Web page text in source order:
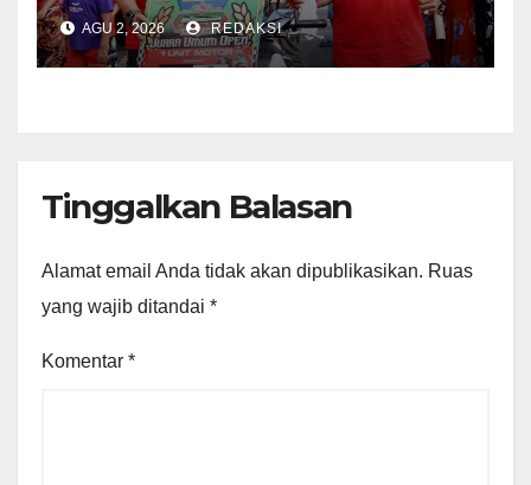
2026
AGU 2, 2026 REDAKSI
Tinggalkan Balasan
Alamat email Anda tidak akan dipublikasikan. Ruas
yang wajib ditandai *
Komentar *